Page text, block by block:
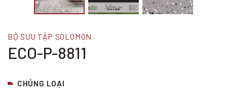
BỘ SƯU TẬP SOLOMON
ECO-P-8811
CHỦNG LOẠI